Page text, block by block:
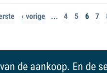
‹ vorige … 4 5 6 7
geen druk op je